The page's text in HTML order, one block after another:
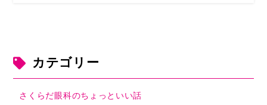
カテゴリー
さくらだ眼科のちょっといい話